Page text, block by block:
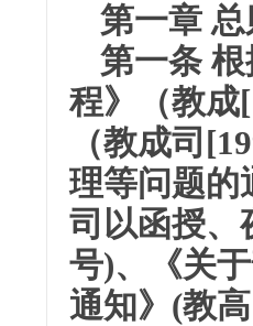
第一章 总
第一条
程》（教成
（教成司
理等问题的
司以函授、
号)、《关
通知》(教